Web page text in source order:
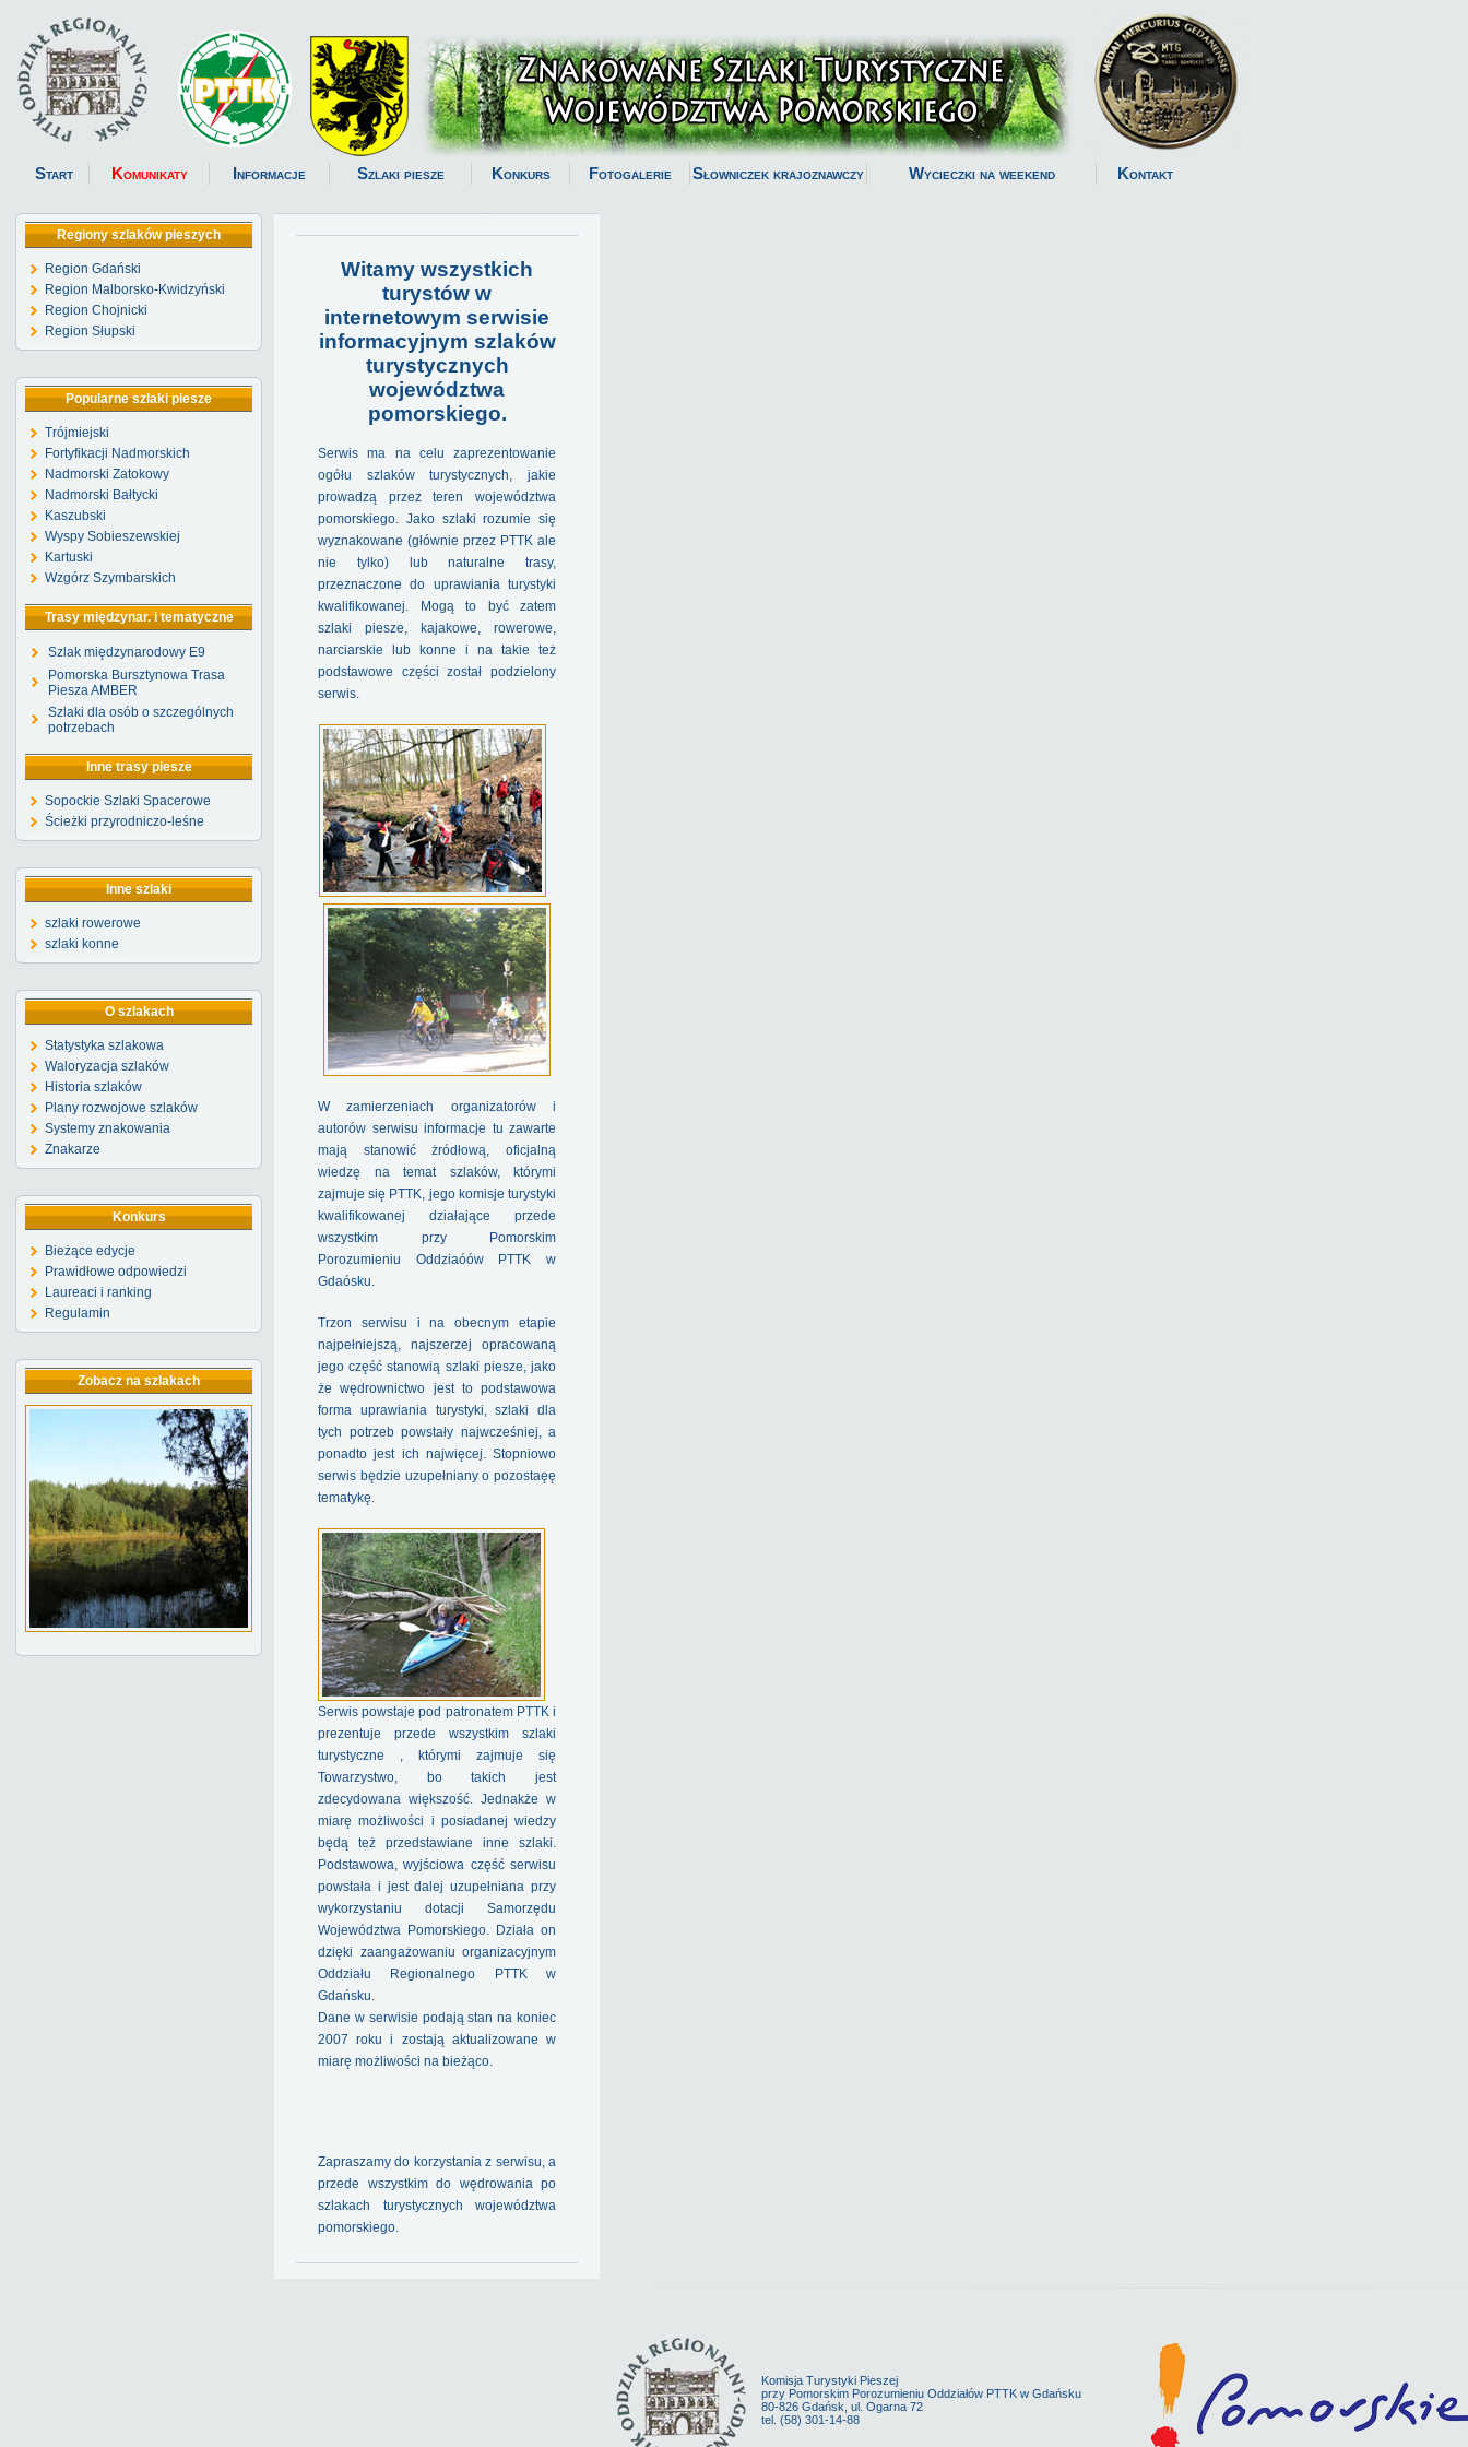
Start Komunikaty Informacje Szlaki piesze Konkurs Fotogalerie Słowniczek krajoznawczy Wycieczki na weekend Kontakt
Regiony szlaków pieszych
Region Gdański
Region Malborsko-Kwidzyński
Region Chojnicki
Region Słupski
Popularne szlaki piesze
Trójmiejski
Fortyfikacji Nadmorskich
Nadmorski Zatokowy
Nadmorski Bałtycki
Kaszubski
Wyspy Sobieszewskiej
Kartuski
Wzgórz Szymbarskich
Trasy międzynar. i tematyczne
Szlak międzynarodowy E9
Pomorska Bursztynowa Trasa
Piesza AMBER
Szlaki dla osób o szczególnych
potrzebach
Inne trasy piesze
Sopockie Szlaki Spacerowe
Ścieżki przyrodniczo-leśne
Inne szlaki
szlaki rowerowe
szlaki konne
O szlakach
Statystyka szlakowa
Waloryzacja szlaków
Historia szlaków
Plany rozwojowe szlaków
Systemy znakowania
Znakarze
Konkurs
Bieżące edycje
Prawidłowe odpowiedzi
Laureaci i ranking
Regulamin
Zobacz na szlakach
Witamy wszystkich
turystów w
internetowym serwisie
informacyjnym szlaków
turystycznych
województwa
pomorskiego.
Serwis ma na celu zaprezentowanie
ogółu szlaków turystycznych, jakie
prowadzą przez teren województwa
pomorskiego. Jako szlaki rozumie się
wyznakowane (głównie przez PTTK ale
nie tylko) lub naturalne trasy,
przeznaczone do uprawiania turystyki
kwalifikowanej. Mogą to być zatem
szlaki piesze, kajakowe, rowerowe,
narciarskie lub konne i na takie też
podstawowe części został podzielony
serwis.
W zamierzeniach organizatorów i
autorów serwisu informacje tu zawarte
mają stanowić żródłową, oficjalną
wiedzę na temat szlaków, którymi
zajmuje się PTTK, jego komisje turystyki
kwalifikowanej działające przede
wszystkim przy Pomorskim
Porozumieniu Oddziaóów PTTK w
Gdaósku.
Trzon serwisu i na obecnym etapie
najpełniejszą, najszerzej opracowaną
jego część stanowią szlaki piesze, jako
że wędrownictwo jest to podstawowa
forma uprawiania turystyki, szlaki dla
tych potrzeb powstały najwcześniej, a
ponadto jest ich najwięcej. Stopniowo
serwis będzie uzupełniany o pozostaęę
tematykę.
Serwis powstaje pod patronatem PTTK i
prezentuje przede wszystkim szlaki
turystyczne , którymi zajmuje się
Towarzystwo, bo takich jest
zdecydowana większość. Jednakże w
miarę możliwości i posiadanej wiedzy
będą też przedstawiane inne szlaki.
Podstawowa, wyjściowa część serwisu
powstała i jest dalej uzupełniana przy
wykorzystaniu dotacji Samorzędu
Województwa Pomorskiego. Działa on
dzięki zaangażowaniu organizacyjnym
Oddziału Regionalnego PTTK w
Gdańsku.
Dane w serwisie podają stan na koniec
2007 roku i zostają aktualizowane w
miarę możliwości na bieżąco.
Zapraszamy do korzystania z serwisu, a
przede wszystkim do wędrowania po
szlakach turystycznych województwa
pomorskiego.
Komisja Turystyki Pieszej
przy Pomorskim Porozumieniu Oddziałów PTTK w Gdańsku
80-826 Gdańsk, ul. Ogarna 72
tel. (58) 301-14-88